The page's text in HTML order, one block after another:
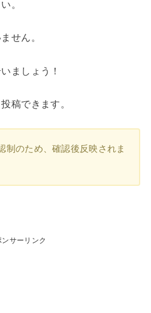
。
せん。
ましょう！
稿できます。
制のため、確認後反映されま
ンサーリンク